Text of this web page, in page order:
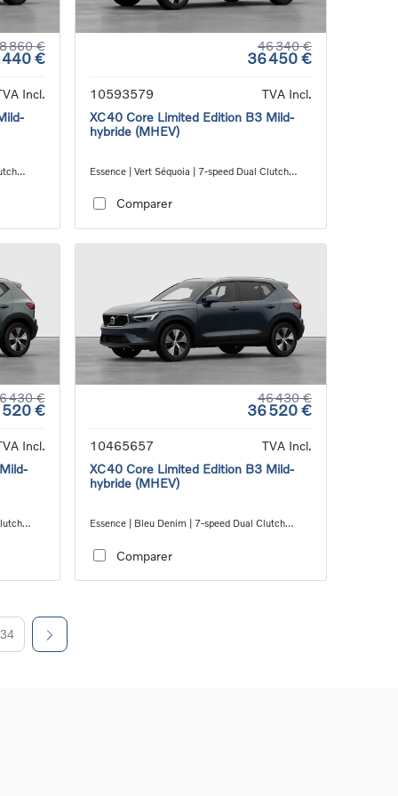
860 €
440 €
Incl.
46 340 €
36 450 €
10593579
TVA Incl.
XC40 Core Limited Edition B3 Mild-
hybride (MHEV)
Essence | Vert Séquoia | 7-speed Dual Clutch
Comparer
430 €
520 €
Incl.
46 430 €
36 520 €
10465657
TVA Incl.
XC40 Core Limited Edition B3 Mild-
hybride (MHEV)
Essence | Bleu Denim | 7-speed Dual Clutch
Comparer
34